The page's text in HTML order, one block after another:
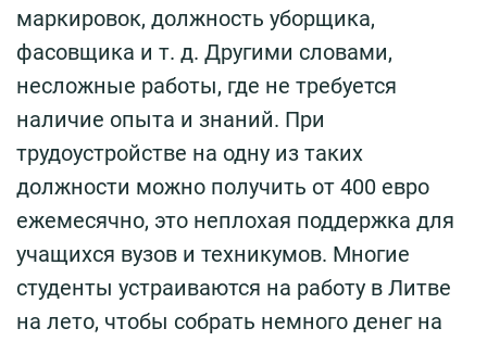
маркировок, должность уборщика,
фасовщика и т. д. Другими словами,
несложные работы, где не требуется
наличие опыта и знаний. При
трудоустройстве на одну из таких
должности можно получить от 400 евро
ежемесячно, это неплохая поддержка для
учащихся вузов и техникумов. Многие
студенты устраиваются на работу в Литве
на лето, чтобы собрать немного денег на